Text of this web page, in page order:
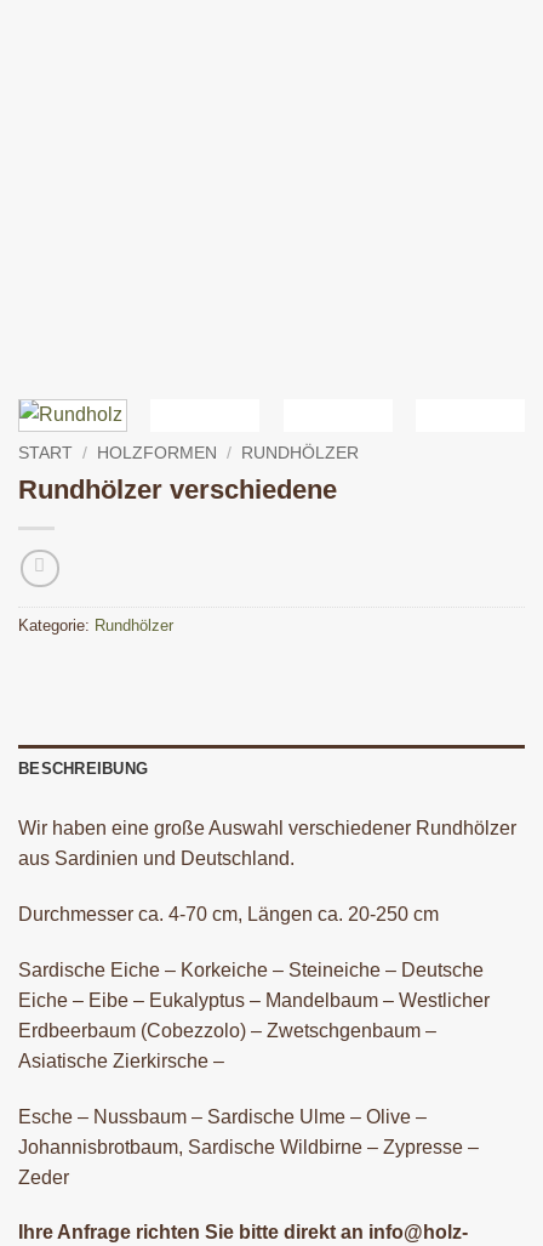
START / HOLZFORMEN / RUNDHÖLZER
Rundhölzer verschiedene
Kategorie: Rundhölzer
BESCHREIBUNG
Wir haben eine große Auswahl verschiedener Rundhölzer
aus Sardinien und Deutschland.
Durchmesser ca. 4-70 cm, Längen ca. 20-250 cm
Sardische Eiche – Korkeiche – Steineiche – Deutsche
Eiche – Eibe – Eukalyptus – Mandelbaum – Westlicher
Erdbeerbaum (Cobezzolo) – Zwetschgenbaum –
Asiatische Zierkirsche –
Esche – Nussbaum – Sardische Ulme – Olive –
Johannisbrotbaum, Sardische Wildbirne – Zypresse –
Zeder
Ihre Anfrage richten Sie bitte direkt an info@holz-